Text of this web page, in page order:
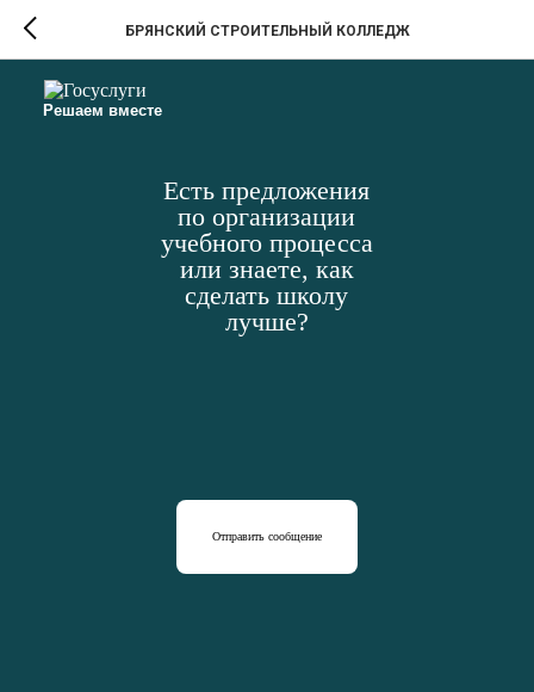
Решаем вместе
Есть предложения
по организации
учебного процесса
или знаете, как
сделать школу
лучше?
Отправить сообщение
БРЯНСКИЙ СТРОИТЕЛЬНЫЙ КОЛЛЕДЖ